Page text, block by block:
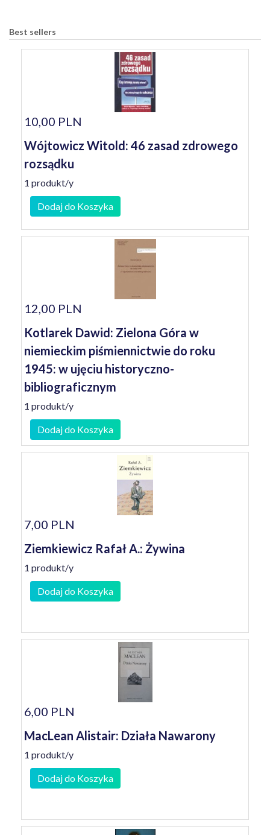
Best sellers
10,00 PLN
Wójtowicz Witold: 46 zasad zdrowego
rozsądku
1 produkt/y
Dodaj do Koszyka
12,00 PLN
Kotlarek Dawid: Zielona Góra w
niemieckim piśmiennictwie do roku
1945: w ujęciu historyczno-
bibliograficznym
1 produkt/y
Dodaj do Koszyka
7,00 PLN
Ziemkiewicz Rafał A.: Żywina
1 produkt/y
Dodaj do Koszyka
6,00 PLN
MacLean Alistair: Działa Nawarony
1 produkt/y
Dodaj do Koszyka